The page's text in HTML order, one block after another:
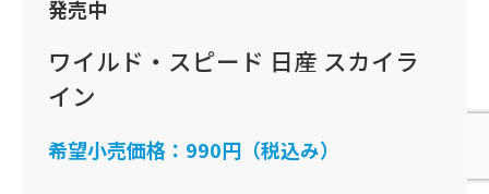
発売中
ワイルド・スピード 日産 スカイラ
イン
希望小売価格： 990円（税込み）